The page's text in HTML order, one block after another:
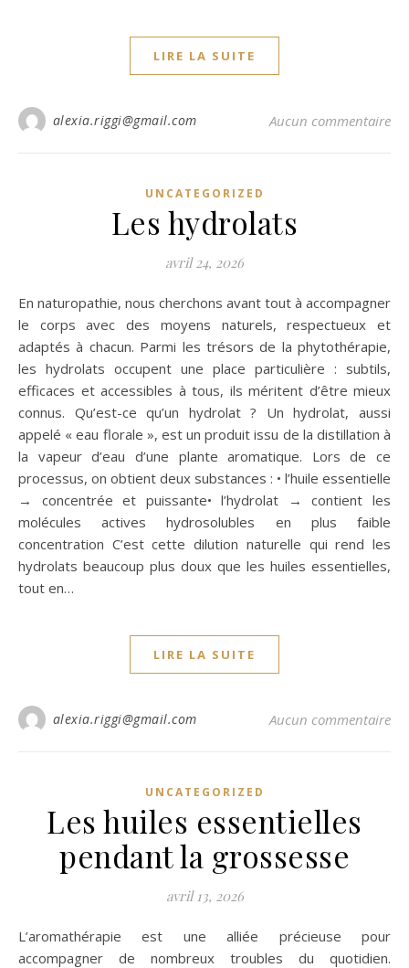
LIRE LA SUITE
alexia.riggi@gmail.com Aucun commentaire
UNCATEGORIZED
Les hydrolats
avril 24, 2026
En naturopathie, nous cherchons avant tout à accompagner
le corps avec des moyens naturels, respectueux et
adaptés à chacun. Parmi les trésors de la phytothérapie,
les hydrolats occupent une place particulière : subtils,
efficaces et accessibles à tous, ils méritent d’être mieux
connus. Qu’est-ce qu’un hydrolat ? Un hydrolat, aussi
appelé « eau florale », est un produit issu de la distillation à
la vapeur d’eau d’une plante aromatique. Lors de ce
processus, on obtient deux substances : • l’huile essentielle
→ concentrée et puissante• l’hydrolat → contient les
molécules actives hydrosolubles en plus faible
concentration C’est cette dilution naturelle qui rend les
hydrolats beaucoup plus doux que les huiles essentielles,
tout en…
LIRE LA SUITE
alexia.riggi@gmail.com Aucun commentaire
UNCATEGORIZED
Les huiles essentielles
pendant la grossesse
avril 13, 2026
L’aromathérapie est une alliée précieuse pour
accompagner de nombreux troubles du quotidien.